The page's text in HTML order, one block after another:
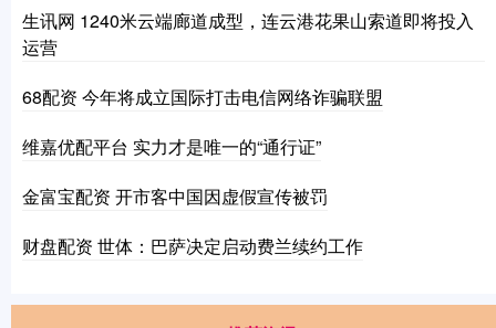
生讯网 1240米云端廊道成型，连云港花果山索道即将投入
运营
68配资 今年将成立国际打击电信网络诈骗联盟
维嘉优配平台 实力才是唯一的“通行证”
金富宝配资 开市客中国因虚假宣传被罚
财盘配资 世体：巴萨决定启动费兰续约工作